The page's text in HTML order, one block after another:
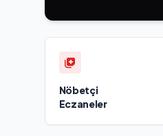
Nöbetçi
Eczaneler